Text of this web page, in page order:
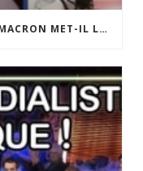
[MÉDIAS] QATAR, UKRAINE, IVG : MACRON MET-IL LA FRANCE EN DANGER ? JF POISSON INVITÉ DE LIGNE DROITE SUR RADIO COURTOISIE